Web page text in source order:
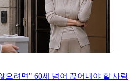
으려면" 60세 넘어 끊어내야 할 사람